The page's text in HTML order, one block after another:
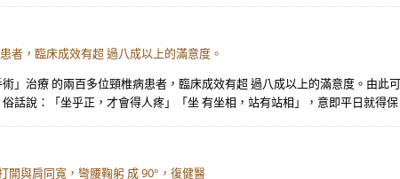
者，臨床成效有超 過八成以上的滿意度。
」治療 的兩百多位頸椎病患者，臨床成效有超 過八成以上的滿意度。由
話說：「坐乎正，才會得人疼」「坐 有坐相，站有站相」，意即平日就得
開與肩同寬，彎腰鞠躬 成 90°，復健醫